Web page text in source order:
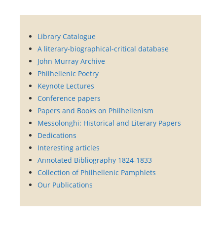
Library Catalogue
A literary-biographical-critical database
John Murray Archive
Philhellenic Poetry
Keynote Lectures
Conference papers
Papers and Books on Philhellenism
Messolonghi: Historical and Literary Papers
Dedications
Interesting articles
Annotated Bibliography 1824-1833
Collection of Philhellenic Pamphlets
Our Publications